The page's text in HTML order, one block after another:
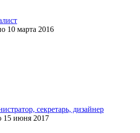
10 марта 2016
секретарь, дизайнер
15 июня 2017